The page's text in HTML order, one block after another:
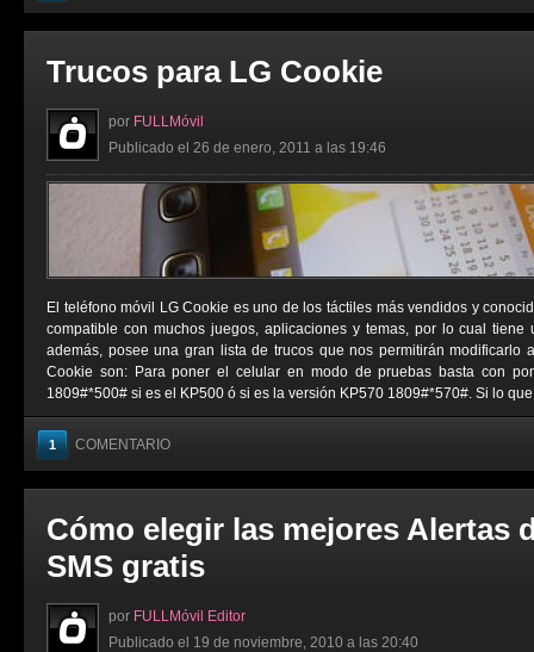
Trucos para LG Cookie
por FULLMóvil
Publicado el 26 de enero, 2011 a las 19:46
El teléfono móvil LG Cookie es uno de los táctiles más vendidos y
compatible con muchos juegos, aplicaciones y temas, por lo cual
además, posee una gran lista de trucos que nos permitirán modificarlo
Cookie son: Para poner el celular en modo de pruebas basta con
1809#*500# si es el KP500 ó si es la versión KP570 1809#*570#. Si lo que
1 COMENTARIO
Cómo elegir las mejores Alertas
SMS gratis
por FULLMóvil Editor
Publicado el 19 de noviembre, 2010 a las 20:40